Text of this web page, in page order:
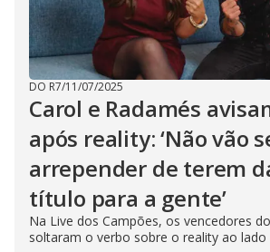
DO R7/11/07/2025
Carol e Radamés
após reality: ‘Não vão
arrepender de terem
título para a gente’
Na Live dos Campões, os vencedores
soltaram o verbo sobre o reality ao lado